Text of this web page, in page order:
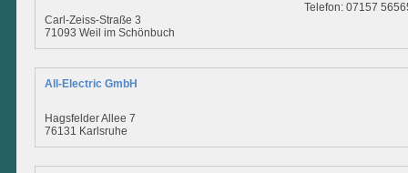
Carl-Zeiss-Straße 3
71093 Weil im Schönbuch
Telefon: 07157
All-Electric GmbH
Hagsfelder Allee 7
76131 Karlsruhe